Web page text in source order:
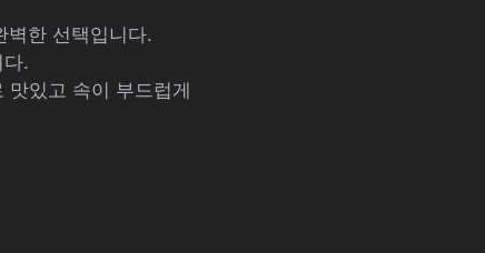
한 선택입니다.
.
맛있고 속이 부드럽게